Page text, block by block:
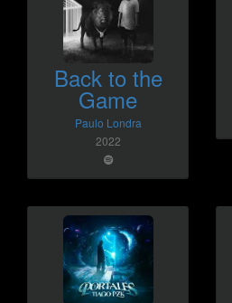
Back to the
Game
Paulo Londra
2022